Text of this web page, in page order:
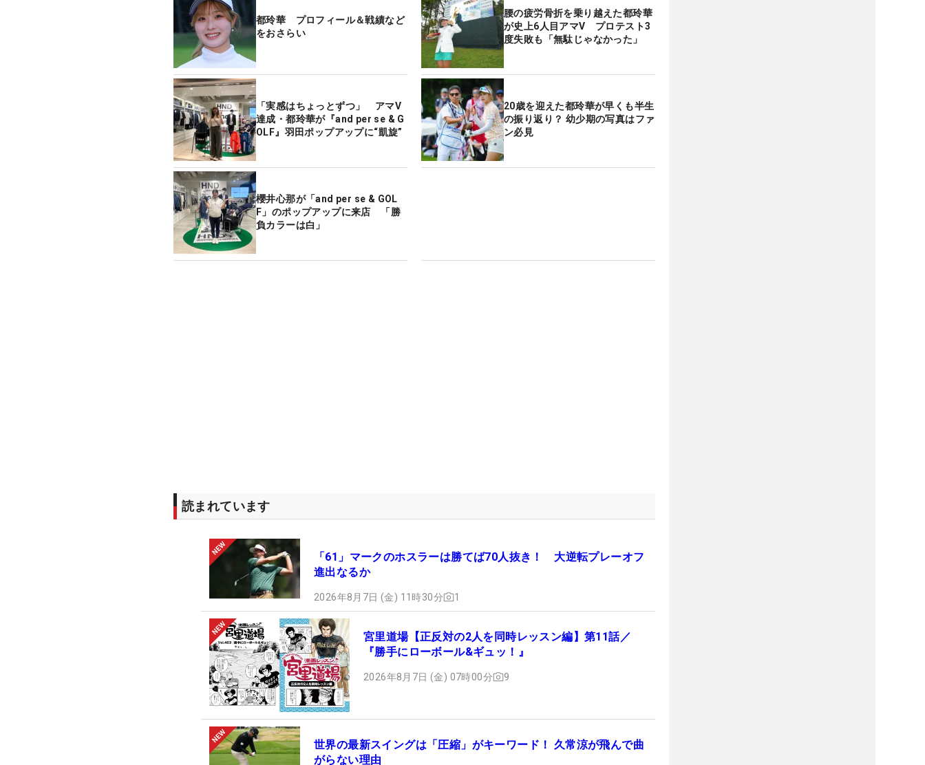
都玲華 プロフィール＆戦績など
をおさらい
腰の疲労骨折を乗り越えた都玲華
が史上6人目アマV プロテスト3
度失敗も「無駄じゃなかった」
「実感はちょっとずつ」 アマV
達成・都玲華が『and per se & G
OLF』羽田ポップアップに“凱旋”
20歳を迎えた都玲華が早くも半生
の振り返り？ 幼少期の写真はファ
ン必見
櫻井心那が「and per se & GOL
F」のポップアップに来店 「勝
負カラーは白」
読まれています
「61」マークのホスラーは勝てば70人抜き！ 大逆転プレーオフ
進出なるか
2026年8月7日 (金) 11時30分 1
宮里道場【正反対の2人を同時レッスン編】第11話／
『勝手にローボール&ギュッ！』
2026年8月7日 (金) 07時00分 9
世界の最新スイングは「圧縮」がキーワード！ 久常涼が飛んで曲
がらない理由